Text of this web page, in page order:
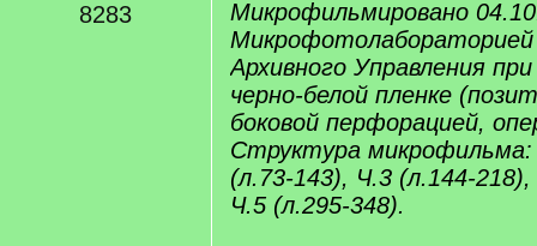
8283
Микрофильмировано
Микрофотолабораторией
Архивного Управления
черно-белой пленке
боковой перфорацией,
Структура
(л.73-143), Ч.3 (л.144-
Ч.5 (л.295-348).